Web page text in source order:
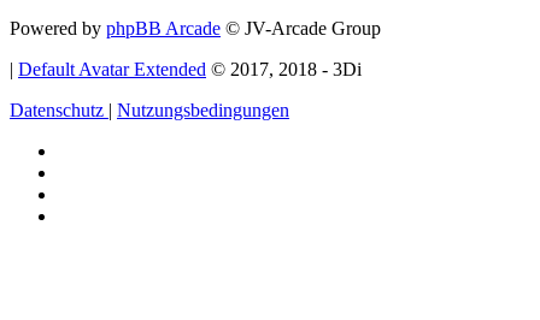
Powered by phpBB Arcade © JV-Arcade Group
| Default Avatar Extended © 2017, 2018 - 3Di
Datenschutz | Nutzungsbedingungen